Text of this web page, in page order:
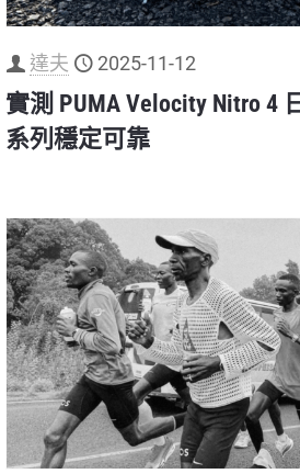
達夫 2025-11-12
實測 PUMA Velocity Nitro 4
系列穩定可靠